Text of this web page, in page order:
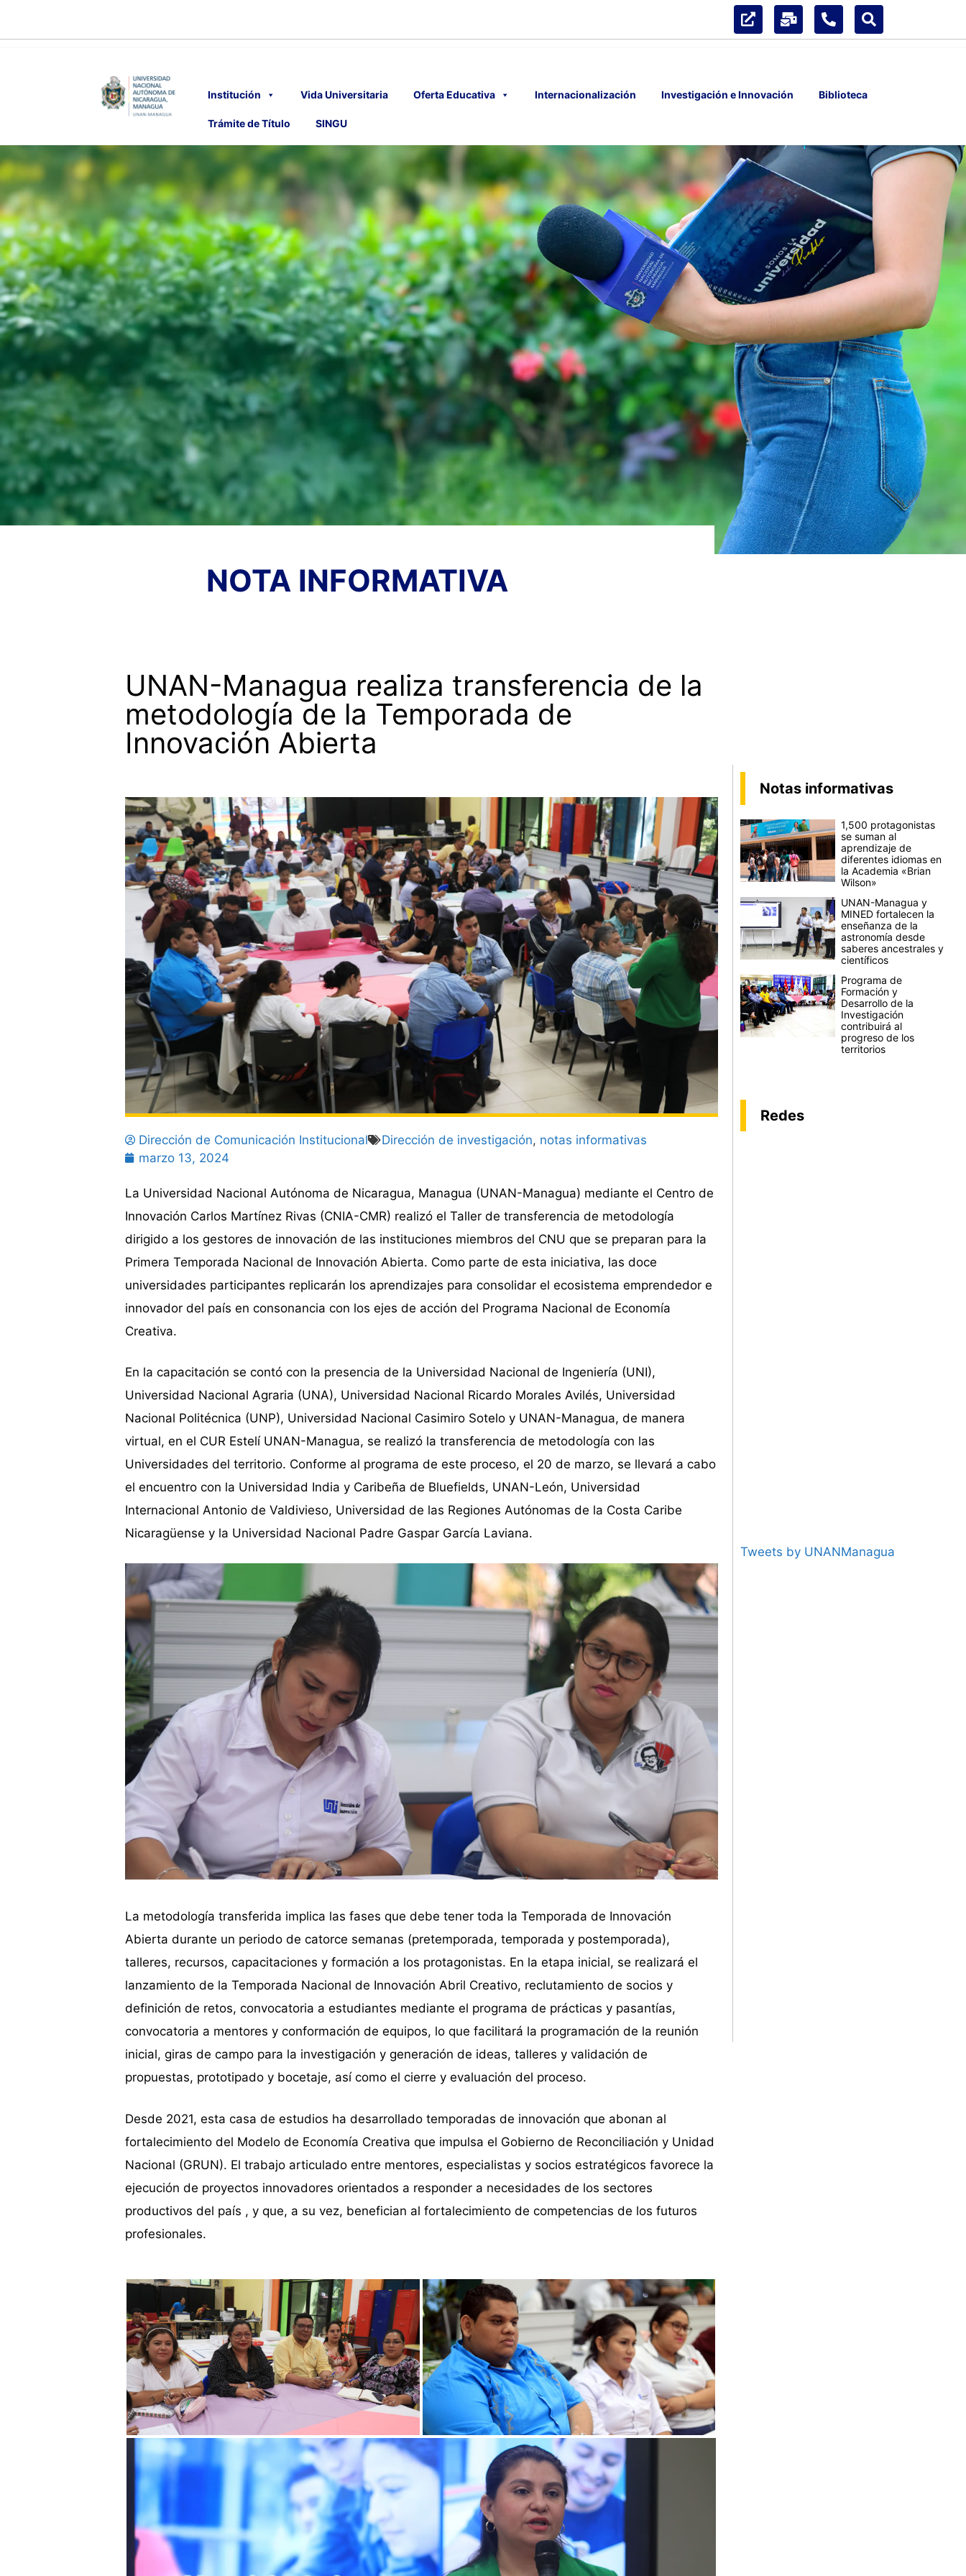
Institución Vida Universitaria Oferta Educativa Internacionalización Investigación e Innovación Biblioteca
Trámite de Título SINGU
NOTA INFORMATIVA
NOTICIAS
UNAN-Managua realiza transferencia de la
metodología de la Temporada de
Innovación Abierta
Dirección de Comunicación Institucional Dirección de investigación, notas informativas
marzo 13, 2024
La Universidad Nacional Autónoma de Nicaragua, Managua (UNAN-Managua) mediante el Centro de
Innovación Carlos Martínez Rivas (CNIA-CMR) realizó el Taller de transferencia de metodología
dirigido a los gestores de innovación de las instituciones miembros del CNU que se preparan para la
Primera Temporada Nacional de Innovación Abierta. Como parte de esta iniciativa, las doce
universidades participantes replicarán los aprendizajes para consolidar el ecosistema emprendedor e
innovador del país en consonancia con los ejes de acción del Programa Nacional de Economía
Creativa.
En la capacitación se contó con la presencia de la Universidad Nacional de Ingeniería (UNI),
Universidad Nacional Agraria (UNA), Universidad Nacional Ricardo Morales Avilés, Universidad
Nacional Politécnica (UNP), Universidad Nacional Casimiro Sotelo y UNAN-Managua, de manera
virtual, en el CUR Estelí UNAN-Managua, se realizó la transferencia de metodología con las
Universidades del territorio. Conforme al programa de este proceso, el 20 de marzo, se llevará a cabo
el encuentro con la Universidad India y Caribeña de Bluefields, UNAN-León, Universidad
Internacional Antonio de Valdivieso, Universidad de las Regiones Autónomas de la Costa Caribe
Nicaragüense y la Universidad Nacional Padre Gaspar García Laviana.
La metodología transferida implica las fases que debe tener toda la Temporada de Innovación
Abierta durante un periodo de catorce semanas (pretemporada, temporada y postemporada),
talleres, recursos, capacitaciones y formación a los protagonistas. En la etapa inicial, se realizará el
lanzamiento de la Temporada Nacional de Innovación Abril Creativo, reclutamiento de socios y
definición de retos, convocatoria a estudiantes mediante el programa de prácticas y pasantías,
convocatoria a mentores y conformación de equipos, lo que facilitará la programación de la reunión
inicial, giras de campo para la investigación y generación de ideas, talleres y validación de
propuestas, prototipado y bocetaje, así como el cierre y evaluación del proceso.
Desde 2021, esta casa de estudios ha desarrollado temporadas de innovación que abonan al
fortalecimiento del Modelo de Economía Creativa que impulsa el Gobierno de Reconciliación y Unidad
Nacional (GRUN). El trabajo articulado entre mentores, especialistas y socios estratégicos favorece la
ejecución de proyectos innovadores orientados a responder a necesidades de los sectores
productivos del país , y que, a su vez, benefician al fortalecimiento de competencias de los futuros
profesionales.
Notas informativas
1,500 protagonistas
se suman al
aprendizaje de
diferentes idiomas en
la Academia «Brian
Wilson»
UNAN-Managua y
MINED fortalecen la
enseñanza de la
astronomía desde
saberes ancestrales y
científicos
Programa de
Formación y
Desarrollo de la
Investigación
contribuirá al
progreso de los
territorios
Redes
Tweets by UNANManagua